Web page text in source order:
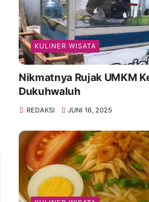
KULINER WISATA
Nikmatnya Rujak UMKM
Dukuhwaluh
REDAKSI JUNI 16, 2025